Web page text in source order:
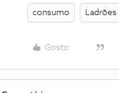
consumo Ladrões
Gosto